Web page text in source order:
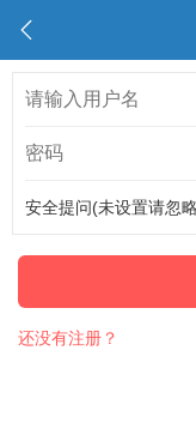
安全提问(未设置请忽
还没有注册？